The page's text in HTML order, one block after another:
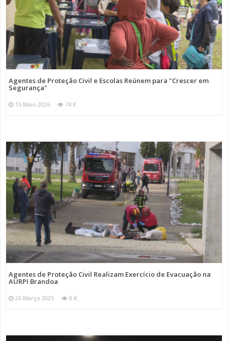
Agentes de Proteção Civil e Escolas Reúnem para "Crescer em
Segurança"
15 Maio 2026 74 K
Agentes de Proteção Civil Realizam Exercício de Evacuação na
AURPI Brandoa
26 Março 2025 0 K